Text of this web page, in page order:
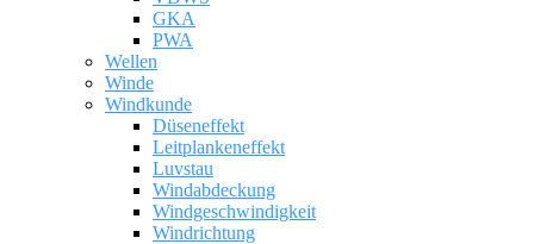
GKA
PWA
Wellen
Winde
Windkunde
Düseneffekt
Leitplankeneffekt
Luvstau
Windabdeckung
Windgeschwindigkeit
Windrichtung